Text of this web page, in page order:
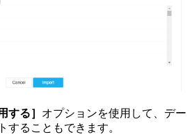
する］ オプションを使用して、デー
することもできます。